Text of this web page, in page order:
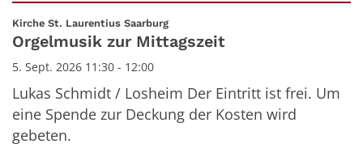
Datum: 5. September 2026
Kirche St. Laurentius Saarburg:
Orgelmusik zur Mittagszeit
5. Sept. 2026 11:30 - 12:00
Lukas Schmidt / Losheim Der Eintritt ist frei. Um
eine Spende zur Deckung der Kosten wird
gebeten.